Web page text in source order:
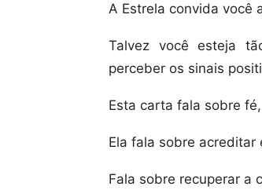
A Estrela convida você
Talvez você esteja
perceber os sinais
Esta carta fala sobre
Ela fala sobre acreditar
Fala sobre recuperar a